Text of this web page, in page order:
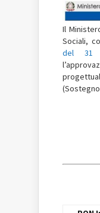
Il
Sociali,
del 31